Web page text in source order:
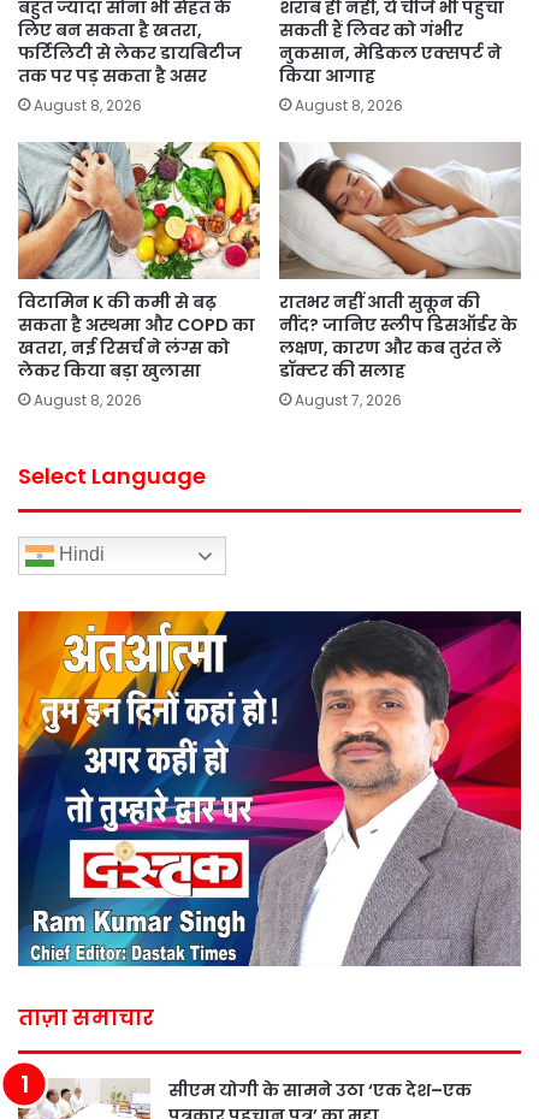
बहुत ज्यादा सोना भी सेहत के
लिए बन सकता है खतरा,
फर्टिलिटी से लेकर डायबिटीज
तक पर पड़ सकता है असर
August 8, 2026
शराब ही नहीं, ये चीजें भी पहुंचा
सकती हैं लिवर को गंभीर
नुकसान, मेडिकल एक्सपर्ट ने
किया आगाह
August 8, 2026
विटामिन K की कमी से बढ़
सकता है अस्थमा और COPD का
खतरा, नई रिसर्च ने लंग्स को
लेकर किया बड़ा खुलासा
August 8, 2026
रातभर नहीं आती सुकून की
नींद? जानिए स्लीप डिसऑर्डर के
लक्षण, कारण और कब तुरंत लें
डॉक्टर की सलाह
August 7, 2026
Select Language
Hindi
ताज़ा समाचार
सीएम योगी के सामने उठा ‘एक देश–एक